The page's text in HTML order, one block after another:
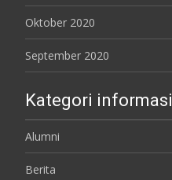
Oktober 2020
September 2020
Kategori informasi
Alumni
Berita